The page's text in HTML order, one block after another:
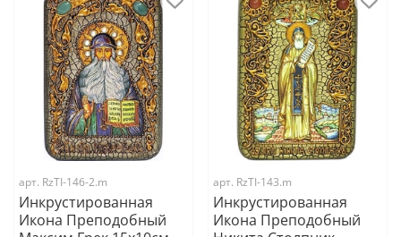
арт. RzTI-146-2.m
Инкрустированная
Икона Преподобный
арт. RzTI-143.m
Инкрустированная
Икона Преподобный